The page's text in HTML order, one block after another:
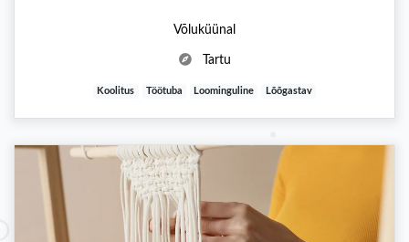
Võluküünal
Tartu
Koolitus Töötuba Loominguline Lõõgastav